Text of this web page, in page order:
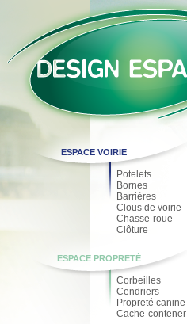
ESPACE VOIRIE
Potelets
Bornes
Barrières
Clous de voirie
Chasse-roue
Clôture
ESPACE PROPRETÉ
Corbeilles
Cendriers
Propreté canine
Cache-contener